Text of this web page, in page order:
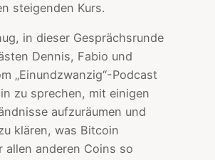
steigenden Kurs.
in dieser Gesprächsrunde
Dennis, Fabio und
„Einundzwanzig“-Podcast
zu sprechen, mit einigen
aufzuräumen und
klären, was Bitcoin
allen anderen Coins so